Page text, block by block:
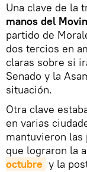
Una clave de la
manos del
partido de
dos tercios en
claras sobre si
Senado y la
situación.
Otra clave
en varias
mantuvieron las
que lograron la
octubre y la